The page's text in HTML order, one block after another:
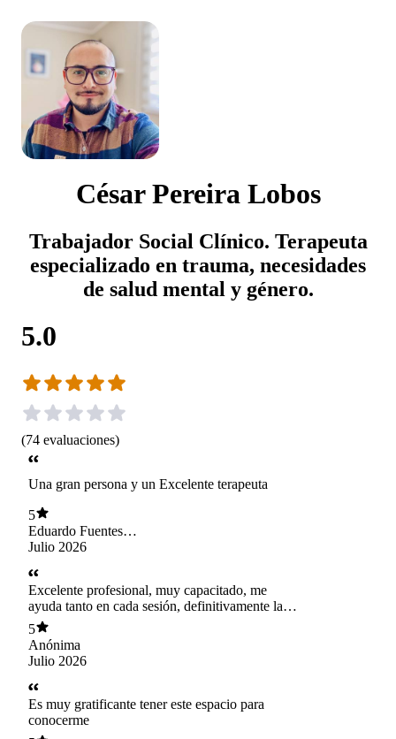
César Pereira Lobos
Trabajador Social Clínico. Terapeuta
especializado en trauma, necesidades
de salud mental y género.
5.0
(74 evaluaciones)
Una gran persona y un Excelente terapeuta
5
Eduardo Fuentes
Luna
Julio 2026
Excelente profesional, muy capacitado, me
ayuda tanto en cada sesión, definitivamente la
mejor decisión buscar su guía terapéutica. Lo
recomiendo totalmente!!!!
5
Anónima
Julio 2026
Es muy gratificante tener este espacio para
conocerme